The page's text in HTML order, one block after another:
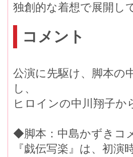
独創的な着想で展開し
コメント
公演に先駆け、脚本の
し、
ヒロインの中川翔子
◆脚本：中島かずきコ
『戯伝写楽』は、初